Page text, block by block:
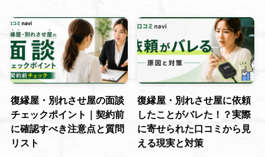
復縁屋・別れさせ屋の面談
チェックポイント｜契約前
に確認すべき注意点と質問
リスト
復縁屋・別れさせ屋に依頼
したことがバレた！？実際
に寄せられた口コミから見
える現実と対策